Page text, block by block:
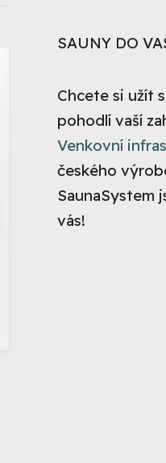
SAUNY DO
Chcete si užít
pohodlí vaší
Venkovní
českého
SaunaSystem
vás!